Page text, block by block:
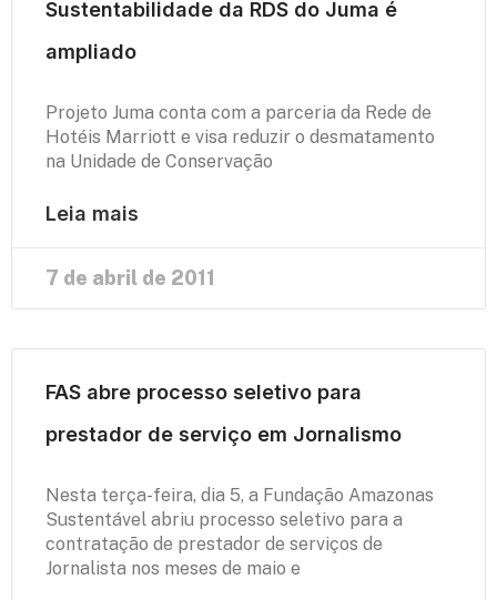
Sustentabilidade da RDS do Juma é
ampliado
Projeto Juma conta com a parceria da Rede de
Hotéis Marriott e visa reduzir o desmatamento
na Unidade de Conservação
Leia mais
7 de abril de 2011
FAS abre processo seletivo para
prestador de serviço em Jornalismo
Nesta terça-feira, dia 5, a Fundação Amazonas
Sustentável abriu processo seletivo para a
contratação de prestador de serviços de
Jornalista nos meses de maio e